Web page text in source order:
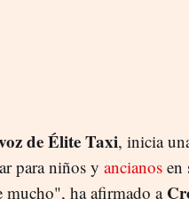
de Élite Taxi, inicia
para niños y ancianos en
mucho", ha afirmado a